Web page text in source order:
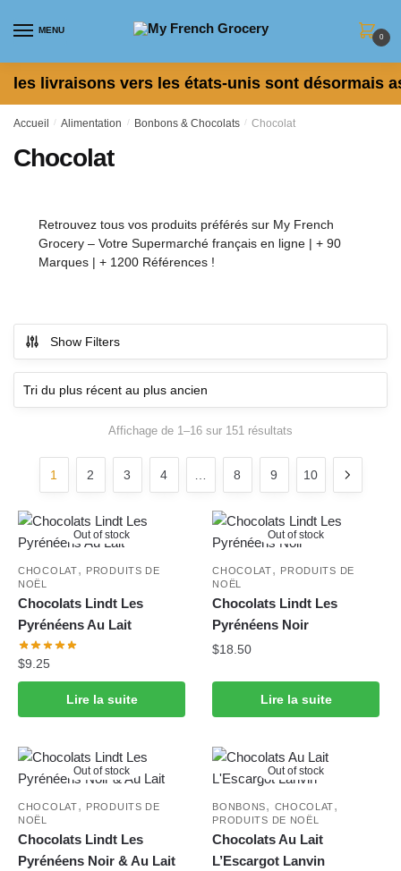
MENU
0
les livraisons vers les états-unis sont désormais
Accueil / Alimentation / Bonbons & Chocolats / Chocolat
Chocolat
Retrouvez tous vos produits préférés sur My French
Grocery – Votre Supermarché français en ligne | + 90
Marques | + 1200 Références !
Show Filters
Affichage de 1–16 sur 151 résultats
1 2 3 4 8 9 10
Out of stock
CHOCOLAT, PRODUITS DE
NOËL
Chocolats Lindt Les
Pyrénéens Au Lait
$9.25
Lire la suite
Out of stock
CHOCOLAT, PRODUITS DE
NOËL
Chocolats Lindt Les
Pyrénéens Noir
$18.50
Lire la suite
Out of stock
CHOCOLAT,
PRODUITS DE
NOËL
Chocolats Lindt Les
Pyrénéens Noir & Au Lait
Out of stock
BONBONS, CHOCOLAT,
PRODUITS DE NOËL
Chocolats Au Lait
L’Escargot Lanvin